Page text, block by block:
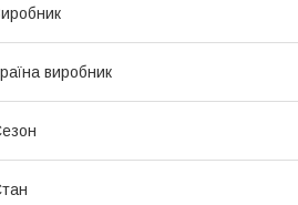
виробник